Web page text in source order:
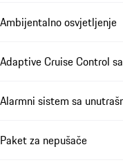
Ambijentalno osvjetljenje
Adaptive Cruise Control
Alarmni sistem sa
Paket za nepušače